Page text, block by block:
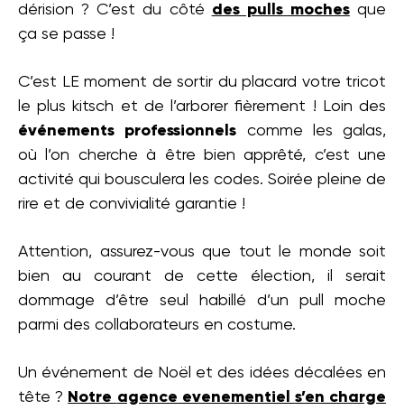
dérision ? C’est du côté des pulls moches que
ça se passe !
C’est LE moment de sortir du placard votre tricot
le plus kitsch et de l’arborer fièrement ! Loin des
événements professionnels comme les galas,
où l’on cherche à être bien apprêté, c’est une
activité qui bousculera les codes. Soirée pleine de
rire et de convivialité garantie !
Attention, assurez-vous que tout le monde soit
bien au courant de cette élection, il serait
dommage d’être seul habillé d’un pull moche
parmi des collaborateurs en costume.
Un événement de Noël et des idées décalées en
tête ? Notre agence evenementiel s’en charge